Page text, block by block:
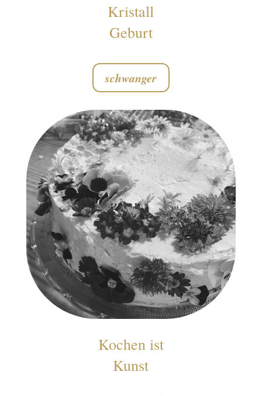
Kristall
Geburt
schwanger
Kochen ist
Kunst